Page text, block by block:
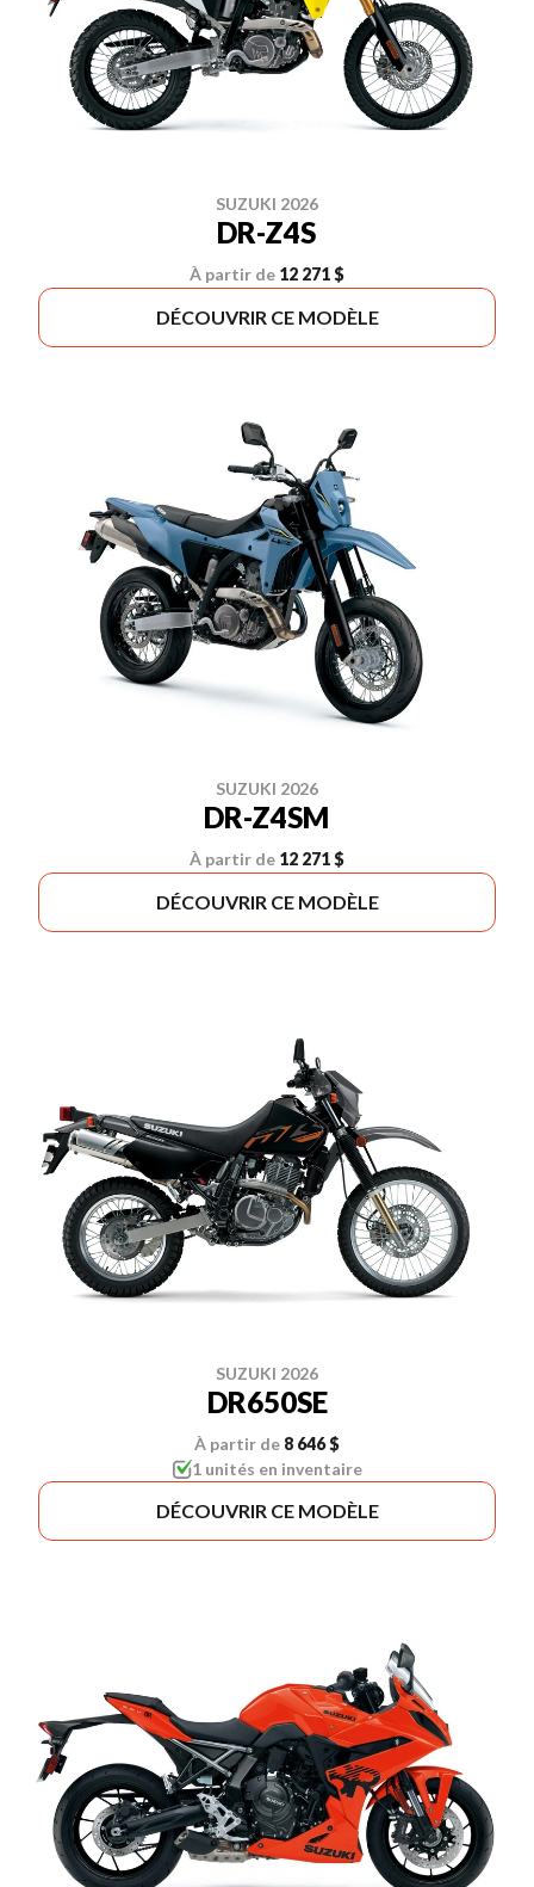
SUZUKI 2026
DR-Z4S
À partir de 12 271 $
DÉCOUVRIR CE MODÈLE
SUZUKI 2026
DR-Z4SM
À partir de 12 271 $
DÉCOUVRIR CE MODÈLE
SUZUKI 2026
DR650SE
À partir de 8 646 $
1 unités en inventaire
DÉCOUVRIR CE MODÈLE